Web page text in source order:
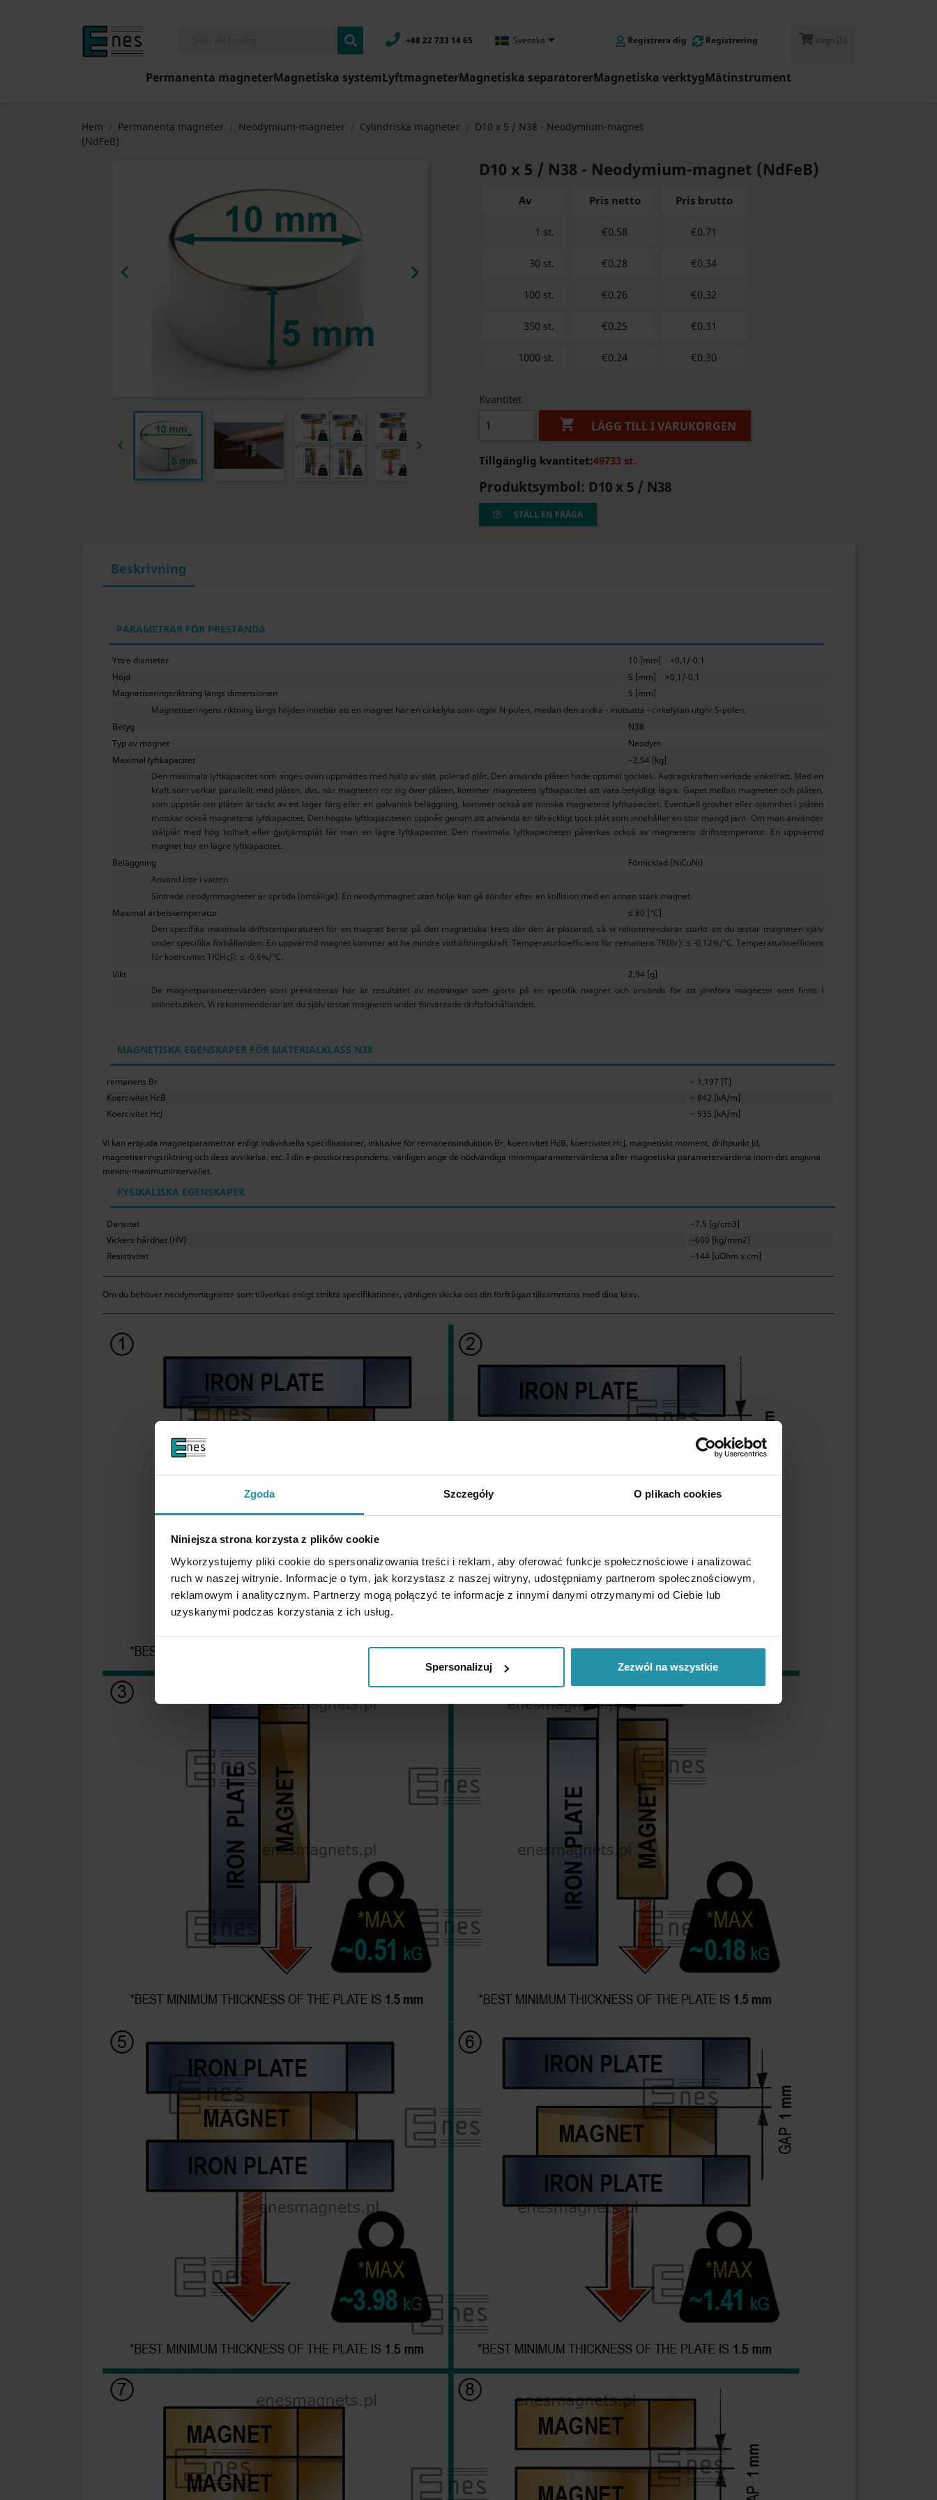
Zgoda Szczegóły O plikach cookies
Niniejsza strona korzysta z plików cookie
Wykorzystujemy pliki cookie do spersonalizowania treści i reklam, aby oferować funkcje społecznościowe i analizować
ruch w naszej witrynie. Informacje o tym, jak korzystasz z naszej witryny, udostępniamy partnerom społecznościowym,
reklamowym i analitycznym. Partnerzy mogą połączyć te informacje z innymi danymi otrzymanymi od Ciebie lub
uzyskanymi podczas korzystania z ich usług.
Spersonalizuj Zezwól na wszystkie
+48 22 733 14 65 Svenska Registrera dig Registrering Vagn (0)
Permanenta magneterMagnetiska systemLyftmagneterMagnetiska separatorerMagnetiska verktygMätinstrument
Hem Permanenta magneter Neodymium-magneter Cylindriska magneter
D10 x 5 / N38 - Neodymium-magnet
(NdFeB)
 
 
D10 x 5 / N38 - Neodymium-magnet (NdFeB)
Av Pris netto Pris brutto
1 st. €0.58 €0.71
30 st. €0.28 €0.34
100 st. €0.26 €0.32
350 st. €0.25 €0.31
1000 st. €0.24 €0.30
Kvantitet
 LÄGG TILL I VARUKORGEN
Tillgänglig kvantitet:49733 st.
Produktsymbol: D10 x 5 / N38
STÄLL EN FRÅGA
Beskrivning
PARAMETRAR FÖR PRESTANDA
Yttre diameter 10 [mm]
+0,1/-0,1
Höjd
5 [mm]
+0,1/-0,1
Magnetiseringsriktning längs dimensionen
5 [mm]
Magnetiseringens riktning längs höjden innebär att en magnet har en cirkelyta som utgör N-polen, medan den andra - motsatta - cirkelytan utgör S-polen.
Betyg
N38
Typ av magnet
Neodym
Maximal lyftkapacitet
~2,54 [kg]
Den maximala lyftkapacitet som anges ovan uppmättes med hjälp av slät, polerad plåt. Den använda plåten hade optimal tjocklek. Avdragskraften verkade vinkelrätt. Med en
kraft som verkar parallellt med plåten, dvs. när magneten rör sig över plåten, kommer magnetens lyftkapacitet att vara betydligt lägre. Gapet mellan magneten och plåten,
som uppstår om plåten är täckt av ett lager färg eller en galvanisk beläggning, kommer också att minska magnetens lyftkapacitet. Eventuell grovhet eller ojämnhet i plåten
minskar också magnetens lyftkapacitet. Den högsta lyftkapaciteten uppnås genom att använda en tillräckligt tjock plåt som innehåller en stor mängd järn. Om man använder
stålplåt med hög kolhalt eller gjutjärnsplåt får man en lägre lyftkapacitet. Den maximala lyftkapaciteten påverkas också av magnetens driftstemperatur. En uppvärmd
magnet har en lägre lyftkapacitet.
Beläggning
Förnicklad (NiCuNi)
Använd inte i vatten
Sintrade neodymmagneter är spröda (ömtåliga). En neodymmagnet utan hölje kan gå sönder efter en kollision med en annan stark magnet.
Maximal arbetstemperatur
≤ 80 [°C]
Den specifika maximala driftstemperaturen för en magnet beror på den magnetiska krets där den är placerad, så vi rekommenderar starkt att du testar magneten själv
under specifika förhållanden. En uppvärmd magnet kommer att ha mindre vidhäftningskraft. Temperaturkoefficient för remanens TK(Br): ≤ -0,12%/°C. Temperaturkoefficient
för koercivitet TK(HcJ): ≤ -0,6%/°C.
Vikt
2,94 [g]
De magnetparametervärden som presenteras här är resultatet av mätningar som gjorts på en specifik magnet och används för att jämföra magneter som finns i
onlinebutiken. Vi rekommenderar att du själv testar magneten under förväntade driftsförhållanden.
MAGNETISKA EGENSKAPER FÖR MATERIALKLASS N38
remanens Br
~ 1,197 [T]
Koercivitet HcB
~ 842 [kA/m]
Koercivitet HcJ
~ 935 [kA/m]
Vi kan erbjuda magnetparametrar enligt individuella specifikationer, inklusive för remanensinduktion Br, koercivitet HcB, koercivitet HcJ, magnetiskt moment, driftpunkt Jd,
magnetiseringsriktning och dess avvikelse, etc. I din e-postkorrespondens, vänligen ange de nödvändiga minimiparametervärdena eller magnetiska parametervärdena inom det angivna
minimi-maximumintervallet.
FYSIKALISKA EGENSKAPER
Densitet
~7,5 [g/cm3]
Vickers hårdhet (HV)
~600 [kg/mm2]
Resistivitet
~144 [uOhm x cm]
Om du behöver neodymmagneter som tillverkas enligt strikta specifikationer, vänligen skicka oss din förfrågan tillsammans med dina krav.